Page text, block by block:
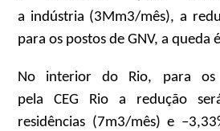
a indústria (3Mm3/mês), a
para os postos de GNV, a queda
No interior do Rio, para os
pela CEG Rio a redução
residências (7m3/mês) e